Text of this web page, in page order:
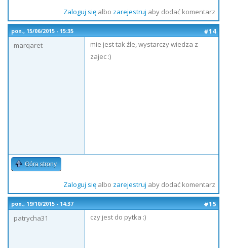
Zaloguj sięalbo zarejestruj aby dodać komentarz
pon., 15/06/2015 - 15:35
#14
marqaret
mie jest tak źle, wystarczy wiedza z
zajec :)
Góra strony
Zaloguj sięalbo zarejestruj aby dodać komentarz
pon., 19/10/2015 - 14:37
#15
patrycha31
czy jest do pytka :)